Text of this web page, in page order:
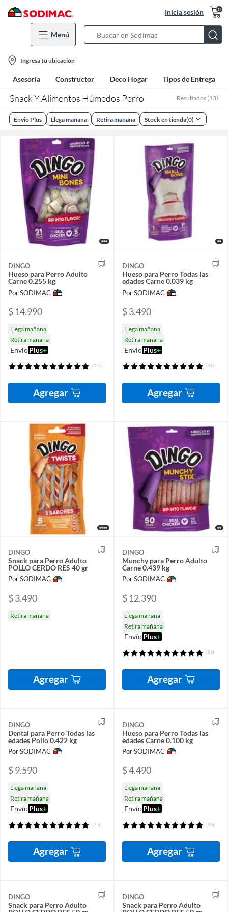
Inicia sesión 0
Menú
Bar
location-
icon
Ingresa tu ubicación
Asesoría Constructor Deco Hogar Tipos de Entrega
Snack Y Alimentos Húmedos Perro Resultados (13)
Envio Plus Llega mañana Retira mañana Stock en tienda(0)
DINGO
Hueso para Perro Adulto
Carne 0.255 kg
Por SODIMAC
$ 14.990
Llega mañana
Retira mañana
EnvíoPlus+
(147)
Agregar
DINGO
Hueso para Perro Todas las
edades Carne 0.039 kg
Por SODIMAC
$ 3.490
Llega mañana
Retira mañana
EnvíoPlus+
(32)
Agregar
DINGO
Snack para Perro Adulto
POLLO CERDO RES 40 gr
Por SODIMAC
$ 3.490
Retira mañana
Agregar
DINGO
Munchy para Perro Adulto
Carne 0.439 kg
Por SODIMAC
$ 12.390
Llega mañana
Retira mañana
EnvíoPlus+
(86)
Agregar
DINGO
Dental para Perro Todas las
edades Pollo 0.422 kg
Por SODIMAC
$ 9.590
Llega mañana
Retira mañana
EnvíoPlus+
(75)
Agregar
DINGO
Hueso para Perro Todas las
edades Carne 0.100 kg
Por SODIMAC
$ 4.490
Llega mañana
Retira mañana
EnvíoPlus+
(36)
Agregar
DINGO
Snack para Perro Adulto
DINGO
Snack para Perro Adulto